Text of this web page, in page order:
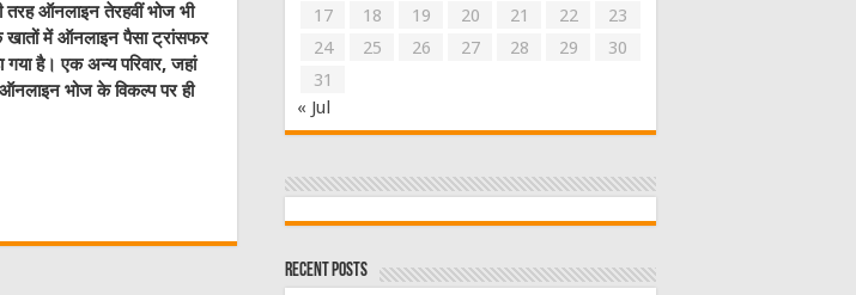
तरह ऑनलाइन तेरहवीं भोज भी
खातों में ऑनलाइन पैसा ट्रांसफर
गया है। एक अन्य परिवार, जहां
भोज के विकल्प पर ही
17
18 19 20 21 22
23
24
25 26 27 28 29
30
31
« Jul
Recent Posts